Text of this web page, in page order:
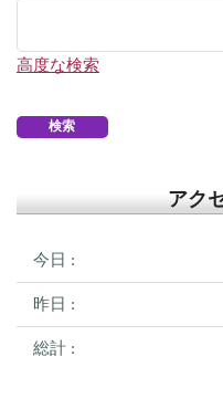
高度な検索
アク
今日 :
昨日 :
総計 :